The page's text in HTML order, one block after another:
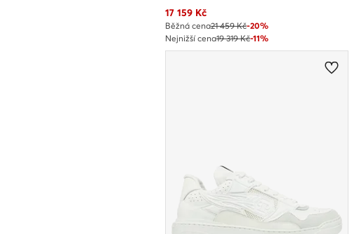
Aktuální cena
17 159Kč
Běžná cena21 459 Kč-20%
Nejnižší cena19 319 Kč-11%